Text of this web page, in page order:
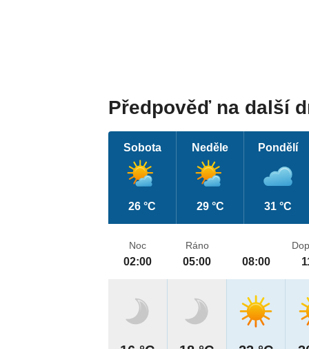
Předpověď na další
Sobota
26 °C
Neděle
29 °C
Pondělí
31 °C
Noc
02:00
Ráno
05:00 08:00